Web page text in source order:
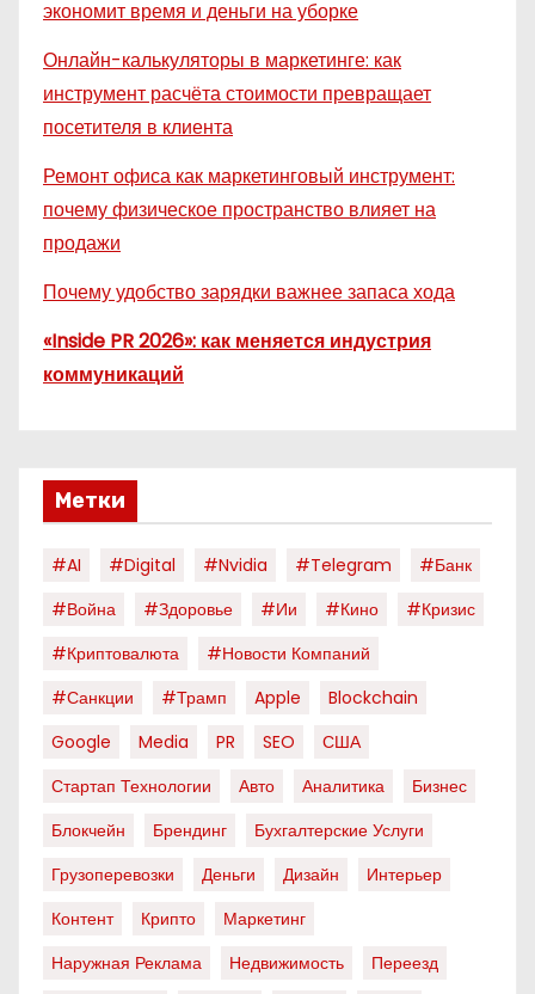
экономит время и деньги на уборке
Онлайн-калькуляторы в маркетинге: как
инструмент расчёта стоимости превращает
посетителя в клиента
Ремонт офиса как маркетинговый инструмент:
почему физическое пространство влияет на
продажи
Почему удобство зарядки важнее запаса хода
«Inside PR 2026»: как меняется индустрия
коммуникаций
Метки
#AI #digital #nvidia #telegram
#банк
#война
#здоровье #ии #кино
#кризис
#криптовалюта
#новости Компаний
#санкции
#трамп Apple
Blockchain
Google
Media PR SEO
США
Стартап Технологии
Авто Аналитика
Бизнес
Блокчейн
Брендинг
Бухгалтерские Услуги
Грузоперевозки
Деньги Дизайн
Интерьер
Контент
Крипто
Маркетинг
Наружная Реклама
Недвижимость
Переезд